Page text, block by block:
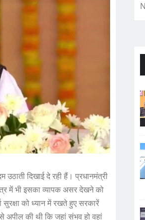
दिखाई दे रही हैं। प्रधानमंत्री
में भी इसका व्यापक असर देखने को
को ध्यान में रखते हुए सरकारें
अपील की थी कि जहां संभव हो वहां